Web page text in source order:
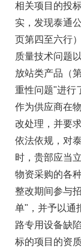
相关项目的投
实，发现泰通
页第四至六行
质量技术问题
放站类产品（
重性问题"进
作为供应商在
改处理，并要
依法依规，对
时，贵部应当
物资采购的各
整改期间参与
单"，并予以
路专用设备缺
标的项目的资